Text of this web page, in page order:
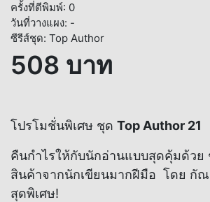
ครั้งที่ตีพิมพ์: 0
วันที่วางแผง: -
ซีรีส์ชุด: Top Author
508 บาท
โปรโมชั่นพิเศษ ชุด Top Author 21
คืนกำไรให้กับนักอ่านแบบสุดคุ้มด้วย
สินค้าจากนักเขียนมากฝีมือ โดย กั
สุดพิเศษ!